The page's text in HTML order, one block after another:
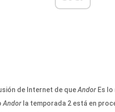
de Internet de queAndor Es
Andor la temporada 2 está en